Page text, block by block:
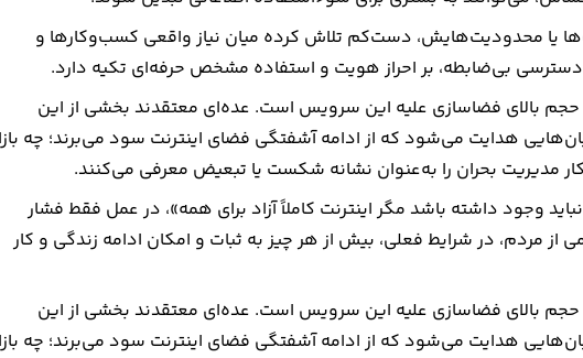
یا محدودیت‌هایش، دست‌کم تلاش کرده میان نیاز واقعی کسب‌وکارها و
دسترسی بی‌ضابطه، بر احراز هویت و استفاده مشخص حرفه‌ای تکیه دارد.
حجم بالای فضاسازی علیه این سرویس است. عده‌ای معتقدند بخشی از این
هدایت می‌شود که از ادامه آشفتگی فضای اینترنت سود می‌برند؛ چه
وجود داشته باشد مگر اینترنت کاملاً آزاد برای همه»، در عمل فقط فشار
مردم، در شرایط فعلی، بیش از هر چیز به ثبات و امکان ادامه زندگی و کار
حجم بالای فضاسازی علیه این سرویس است. عده‌ای معتقدند بخشی از این
هدایت می‌شود که از ادامه آشفتگی فضای اینترنت سود می‌برند؛ چه